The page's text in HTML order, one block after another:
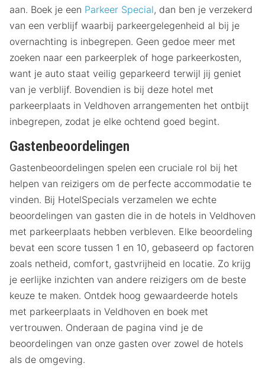
aan. Boek je een Parkeer Special, dan ben je verzekerd
van een verblijf waarbij parkeergelegenheid al bij je
overnachting is inbegrepen. Geen gedoe meer met
zoeken naar een parkeerplek of hoge parkeerkosten,
want je auto staat veilig geparkeerd terwijl jij geniet
van je verblijf. Bovendien is bij deze hotel met
parkeerplaats in Veldhoven arrangementen het ontbijt
inbegrepen, zodat je elke ochtend goed begint.
Gastenbeoordelingen
Gastenbeoordelingen spelen een cruciale rol bij het
helpen van reizigers om de perfecte accommodatie te
vinden. Bij HotelSpecials verzamelen we echte
beoordelingen van gasten die in de hotels in Veldhoven
met parkeerplaats hebben verbleven. Elke beoordeling
bevat een score tussen 1 en 10, gebaseerd op factoren
zoals netheid, comfort, gastvrijheid en locatie. Zo krijg
je eerlijke inzichten van andere reizigers om de beste
keuze te maken. Ontdek hoog gewaardeerde hotels
met parkeerplaats in Veldhoven en boek met
vertrouwen. Onderaan de pagina vind je de
beoordelingen van onze gasten over zowel de hotels
als de omgeving.